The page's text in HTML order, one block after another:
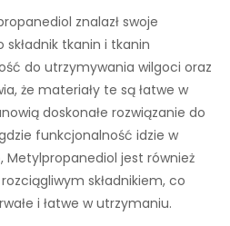
znalazł swoje
składnik tkanin i tkanin
do utrzymywania wilgoci oraz
że materiały te są łatwe w
doskonałe rozwiązanie do
funkcjonalność idzie w
Metylpropanediol jest również
składnikiem, co
i łatwe w utrzymaniu.